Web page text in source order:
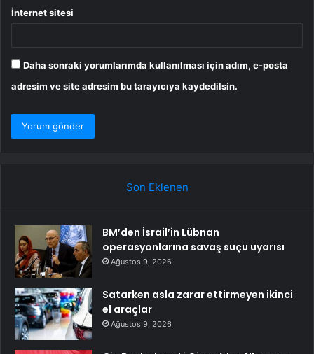
İnternet sitesi
Daha sonraki yorumlarımda kullanılması için adım, e-posta
adresim ve site adresim bu tarayıcıya kaydedilsin.
Son Eklenen
BM’den İsrail’in Lübnan
operasyonlarına savaş suçu uyarısı
Ağustos 9, 2026
Satarken asla zarar ettirmeyen ikinci
el araçlar
Ağustos 9, 2026